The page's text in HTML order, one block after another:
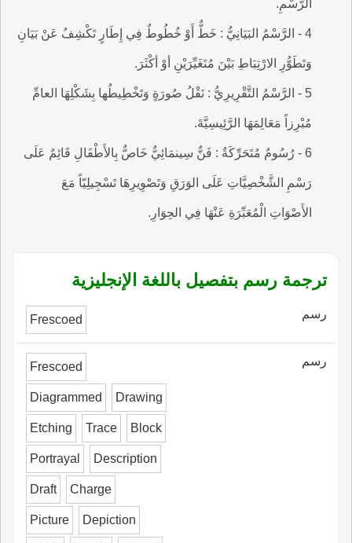
الرَّسْمِ.
4 - الرَّسْمُ البَيَانِيُّ : خَطٌّ أَوْ خُطُوطٌ فِي إِطَارٍ تَكْشِفُ عَنْ بَيَانِ
وَتَطَوُّرِ الارْتِبَاطِ بَيْنَ مُتَغَيِّرَيْنِ أوْ أكْثَرَ.
5 - الرَّسْمُ التَّقْرِيرِيُّ : نَقْلُ صُورَةٍ وَتَخْطِيطُها بِشَكْلِهَا العامِّ
مُبْرِزاً مَعَالِمَهَا الرَّئِيسِيَّةَ.
6 - رُسُومٌ مُتَحَرِّكَةٌ : فَنٌّ سِينمَائِيٌّ خَاصٌّ بِالأَطْفَالِ قَائِمٌ عَلَى
رَسْمِ الشَّخْصِيَّاتِ عَلَى الوَرَقِ وَتَصْوِيرِهَا تَسْجِيلِيّاً مَعَ
الأَصْوَاتِ الْمُعَبِّرَةِ عَنْهَا فِي الحِوَارِ.
ترجمة رسم بتفصيل باللغة الإنجليزية
رسم Frescoed
رسم Frescoed
Diagrammed Drawing
Etching Trace Block
Portrayal Description
Draft Charge
Picture Depiction